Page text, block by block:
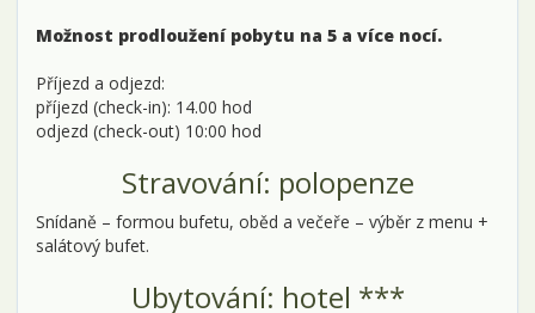
Možnost prodloužení pobytu na 5 a více nocí.
Příjezd a odjezd:
příjezd (check-in): 14.00 hod
odjezd (check-out) 10:00 hod
Stravování: polopenze
Snídaně – formou bufetu, oběd a večeře – výběr z menu +
salátový bufet.
Ubytování: hotel ***